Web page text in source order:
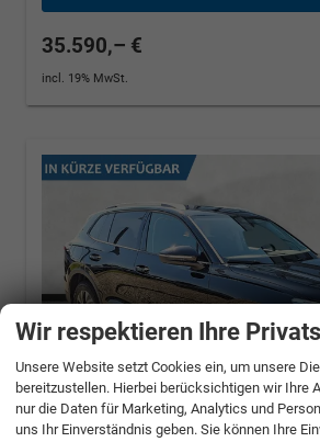
35.590,– €
incl. 19% MwSt.
Wir respektieren Ihre
Unsere Website setzt Cookies ein, um unsere
bereitzustellen. Hierbei berücksichtigen wir Ihre
nur die Daten für Marketing, Analytics und
uns Ihr Einverständnis geben. Sie können Ihre